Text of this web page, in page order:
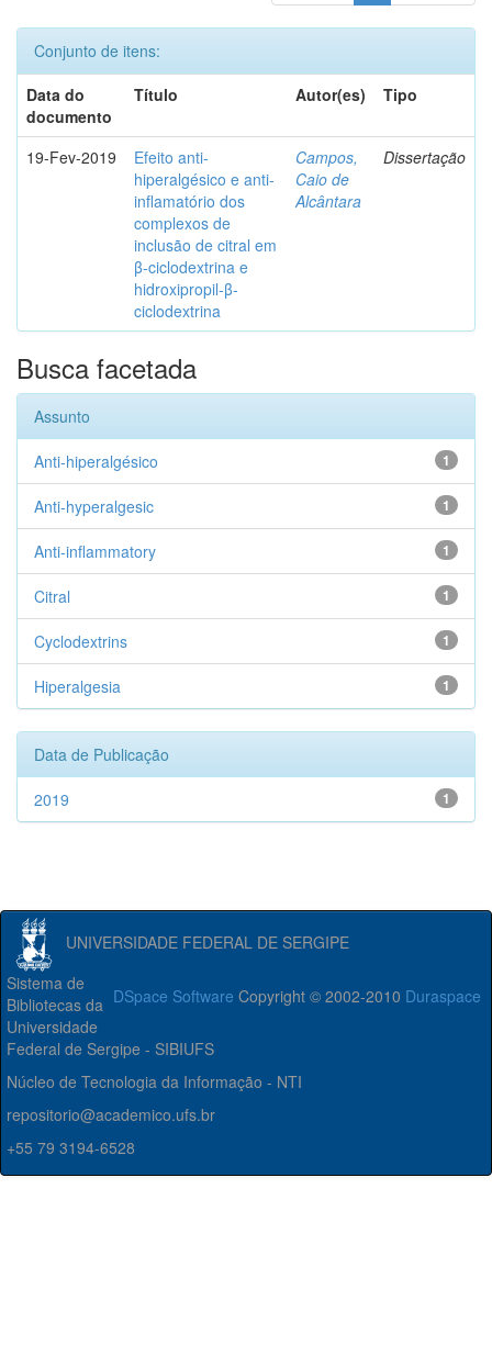
Conjunto de itens:
Data do
documento
Título Autor(es) Tipo
19-Fev-2019
Efeito anti-
hiperalgésico e anti-
inflamatório dos
complexos de
inclusão de citral em
β-ciclodextrina e
hidroxipropil-β-
ciclodextrina
Campos,
Caio de
Alcântara
Dissertação
Busca facetada
Assunto
1
Anti-hiperalgésico
1
Anti-hyperalgesic
1
Anti-inflammatory
1
Citral
1
Cyclodextrins
1
Hiperalgesia
Data de Publicação
1
2019
UNIVERSIDADE FEDERAL DE SERGIPE
DSpace Software Copyright © 2002-2010 Duraspace
Sistema de
Bibliotecas da
Universidade
Federal de Sergipe - SIBIUFS
Núcleo de Tecnologia da Informação - NTI
repositorio@academico.ufs.br
+55 79 3194-6528